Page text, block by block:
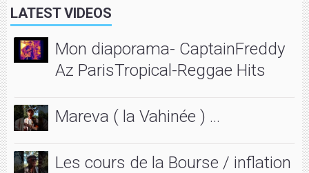
LATEST VIDEOS
Mon diaporama- CaptainFreddy
Az ParisTropical-Reggae Hits
Mareva ( la Vahinée ) ...
Les cours de la Bourse / inflation